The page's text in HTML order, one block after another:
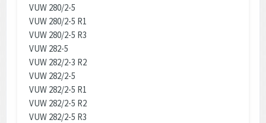
VUW 280/2-5
VUW 280/2-5 R1
VUW 280/2-5 R3
VUW 282-5
VUW 282/2-3 R2
VUW 282/2-5
VUW 282/2-5 R1
VUW 282/2-5 R2
VUW 282/2-5 R3